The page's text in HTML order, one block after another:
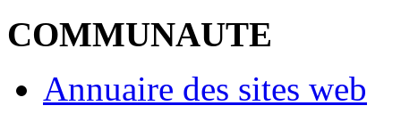
COMMUNAUTE
Annuaire des sites web